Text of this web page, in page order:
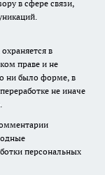
в сфере связи,
в
праве и не
ни было форме, в
не иначе
персональных